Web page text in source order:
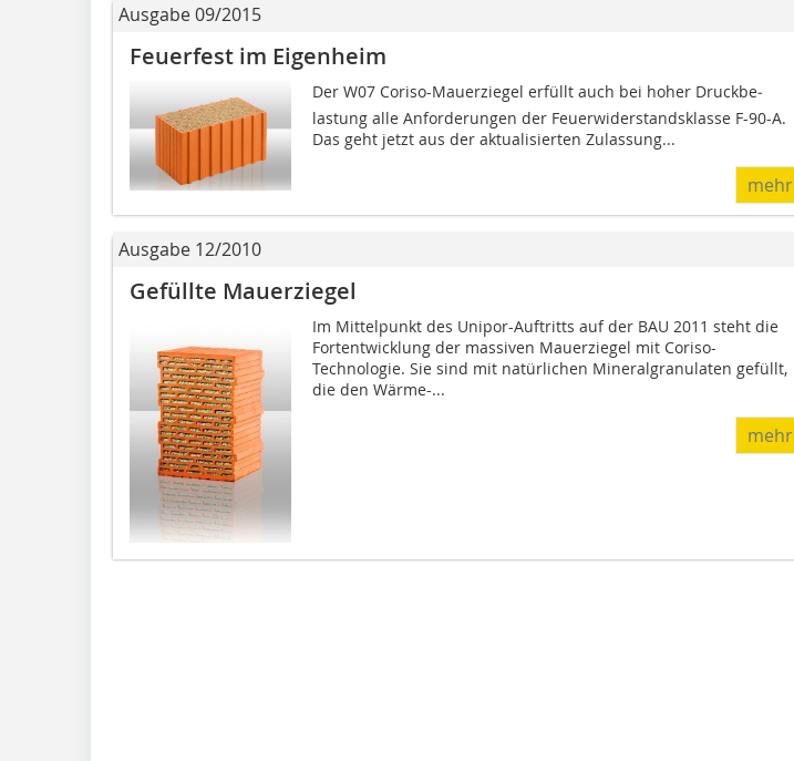
Ausgabe 09/2015
Feuerfest im Eigenheim
Der W07 Coriso-Mauerziegel erfüllt auch bei hoher Druck­be­
lastung alle An­for­de­run­gen der Feuer­wider­stands­klasse F-90-A.
Das geht jetzt aus der aktualisierten Zulassung...
mehr
Ausgabe 12/2010
Gefüllte Mauerziegel
Im Mittelpunkt des Unipor-Auftritts auf der BAU 2011 steht die
Fortentwicklung der massiven Mauerziegel mit Coriso-
Technologie. Sie sind mit natürlichen Mineralgranulaten gefüllt,
die den Wärme-...
mehr